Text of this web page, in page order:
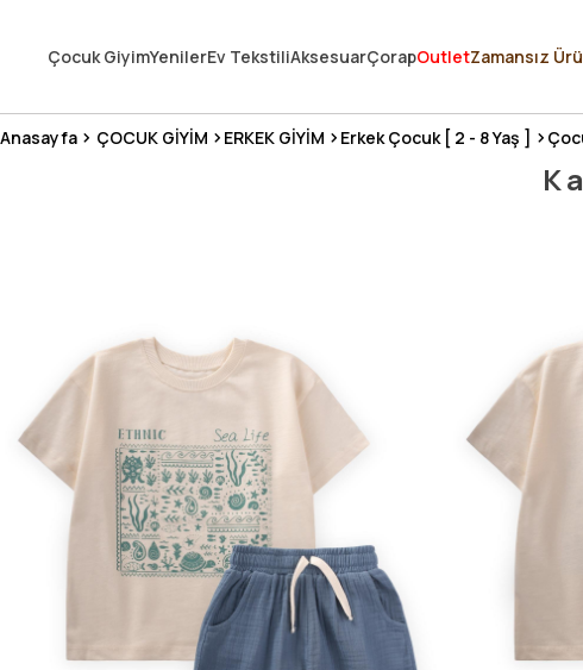
3 MİLYONDAN FAZLA MUTLU MÜŞTERİ ❤️ 10 MİLYON ÜRÜN
Çocuk GiyimYenilerEv TekstiliAksesuarÇorapOutletZamansız
Anasayfa ÇOCUK GİYİM ERKEK GİYİM Erkek Çocuk [ 2 - 8 Yaş ]